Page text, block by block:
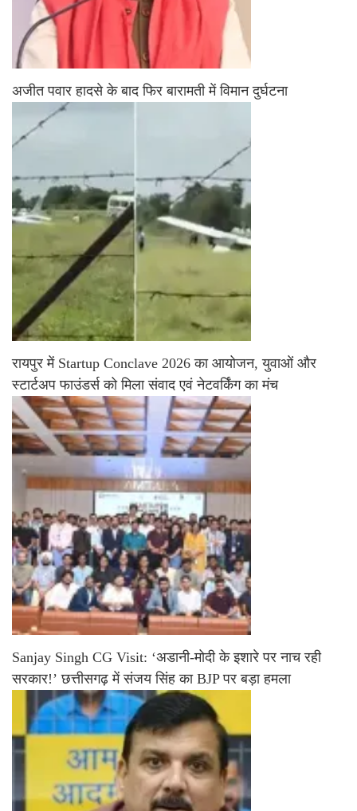
अजीत पवार हादसे के बाद फिर बारामती में विमान दुर्घटना
रायपुर में Startup Conclave 2026 का आयोजन, युवाओं और
स्टार्टअप फाउंडर्स को मिला संवाद एवं नेटवर्किंग का मंच
Sanjay Singh CG Visit: ‘अडानी-मोदी के इशारे पर नाच रही
सरकार!’ छत्तीसगढ़ में संजय सिंह का BJP पर बड़ा हमला